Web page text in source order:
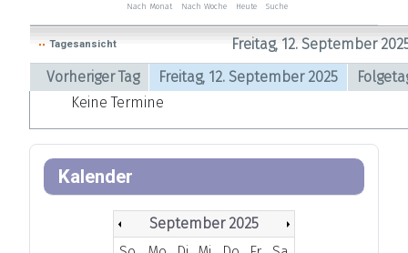
Nach Monat Nach Woche Heute Suche
Tagesansicht
Freitag, 12. September
Vorheriger Tag
Freitag, 12. September 2025
Keine Termine
Kalender
September 2025